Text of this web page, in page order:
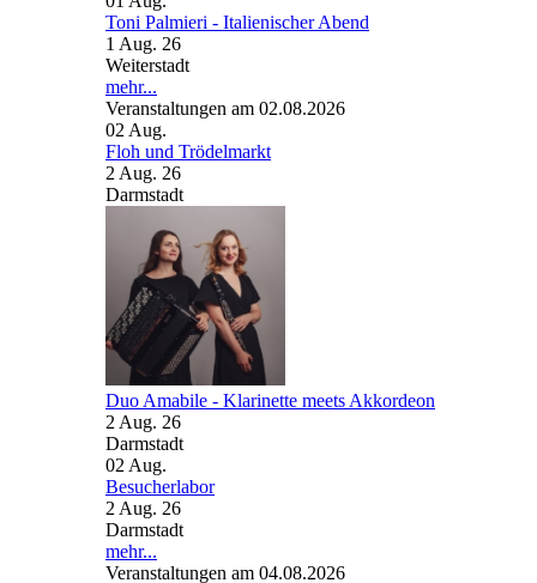
Toni Palmieri - Italienischer Abend
1 Aug. 26
Weiterstadt
mehr...
Veranstaltungen am 02.08.2026
02 Aug.
Floh und Trödelmarkt
2 Aug. 26
Darmstadt
Duo Amabile - Klarinette meets Akkordeon
2 Aug. 26
Darmstadt
02 Aug.
Besucherlabor
2 Aug. 26
Darmstadt
mehr...
Veranstaltungen am 04.08.2026